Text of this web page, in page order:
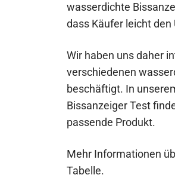
wasserdichte
dass Käufer leicht den
Wir haben uns daher
verschiedenen
beschäftigt. In
Bissanzeiger Test
passende Produkt.
Mehr Informationen
Tabelle.